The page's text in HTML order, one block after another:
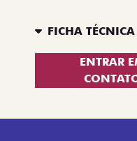
FICHA TÉCNICA
ENTRAR